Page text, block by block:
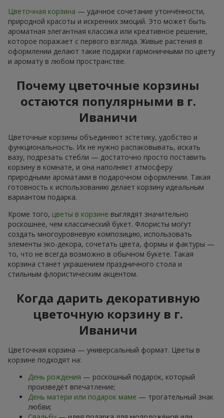
Цветочная корзина — удачное сочетание утончённости,
природной красоты и искренних эмоций. Это может быть
ароматная элегантная классика или креативное решение,
которое поражает с первого взгляда. Живые растения в
оформлении делают такие подарки гармоничными по цвету
и аромату в любом пространстве.
Почему цветочные корзины
остаются популярными в г.
Иваничи
Цветочные корзины объединяют эстетику, удобство и
функциональность. Их не нужно распаковывать, искать
вазу, подрезать стебли — достаточно просто поставить
корзину в комнате, и она наполняєт атмосферу
природными ароматами в подарочном оформлении. Такая
готовность к использованию делает корзину идеальным
вариантом подарка.
Кроме того, цветы в корзине выглядят значительно
роскошнее, чем классический букет. Флористы могут
создать многоуровневую композицию, использовать
элементы эко-декора, сочетать цвета, формы и фактуры —
то, что не всегда возможно в обычном букете. Такая
корзина станет украшением праздничного стола и
стильным флористическим акцентом.
Когда дарить декоративную
цветочную корзину в г.
Иваничи
Цветочная корзина — универсальный формат. Цветы в
корзине подходят на:
День рождения — роскошный подарок, который
произведёт впечатление;
День матери или подарок маме — трогательный знак
любви;